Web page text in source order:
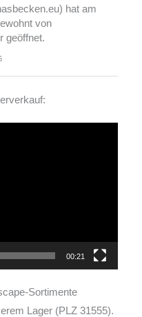
hat am
von
geöffnet.
00:21
Sortimente
Lager (PLZ 31555).